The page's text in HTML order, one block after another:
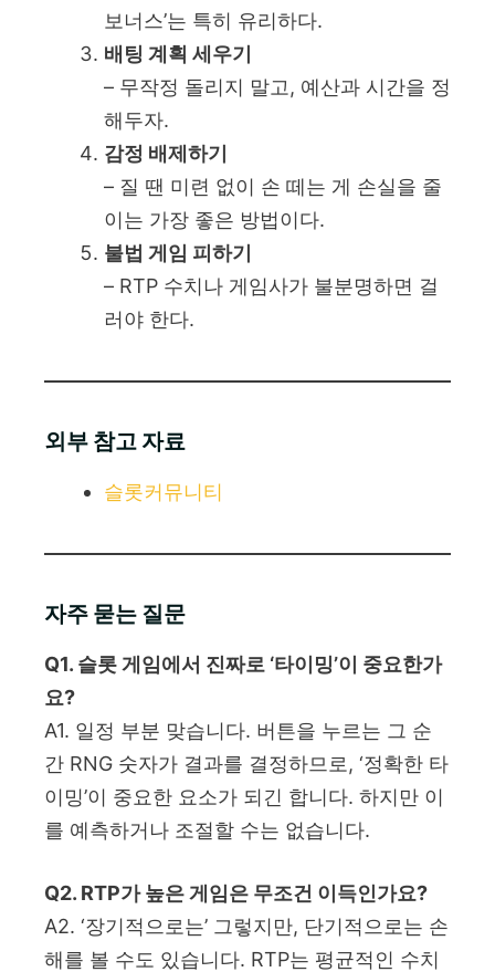
보너스’는 특히 유리하다.
배팅 계획 세우기
– 무작정 돌리지 말고, 예산과 시간을 정
해두자.
감정 배제하기
– 질 땐 미련 없이 손 떼는 게 손실을 줄
이는 가장 좋은 방법이다.
불법 게임 피하기
– RTP 수치나 게임사가 불분명하면 걸
러야 한다.
외부 참고 자료
슬롯커뮤니티
자주 묻는 질문
Q1. 슬롯 게임에서 진짜로 ‘타이밍’이 중요한가
요?
A1. 일정 부분 맞습니다. 버튼을 누르는 그 순
간 RNG 숫자가 결과를 결정하므로, ‘정확한 타
이밍’이 중요한 요소가 되긴 합니다. 하지만 이
를 예측하거나 조절할 수는 없습니다.
Q2. RTP가 높은 게임은 무조건 이득인가요?
A2. ‘장기적으로는’ 그렇지만, 단기적으로는 손
해를 볼 수도 있습니다. RTP는 평균적인 수치